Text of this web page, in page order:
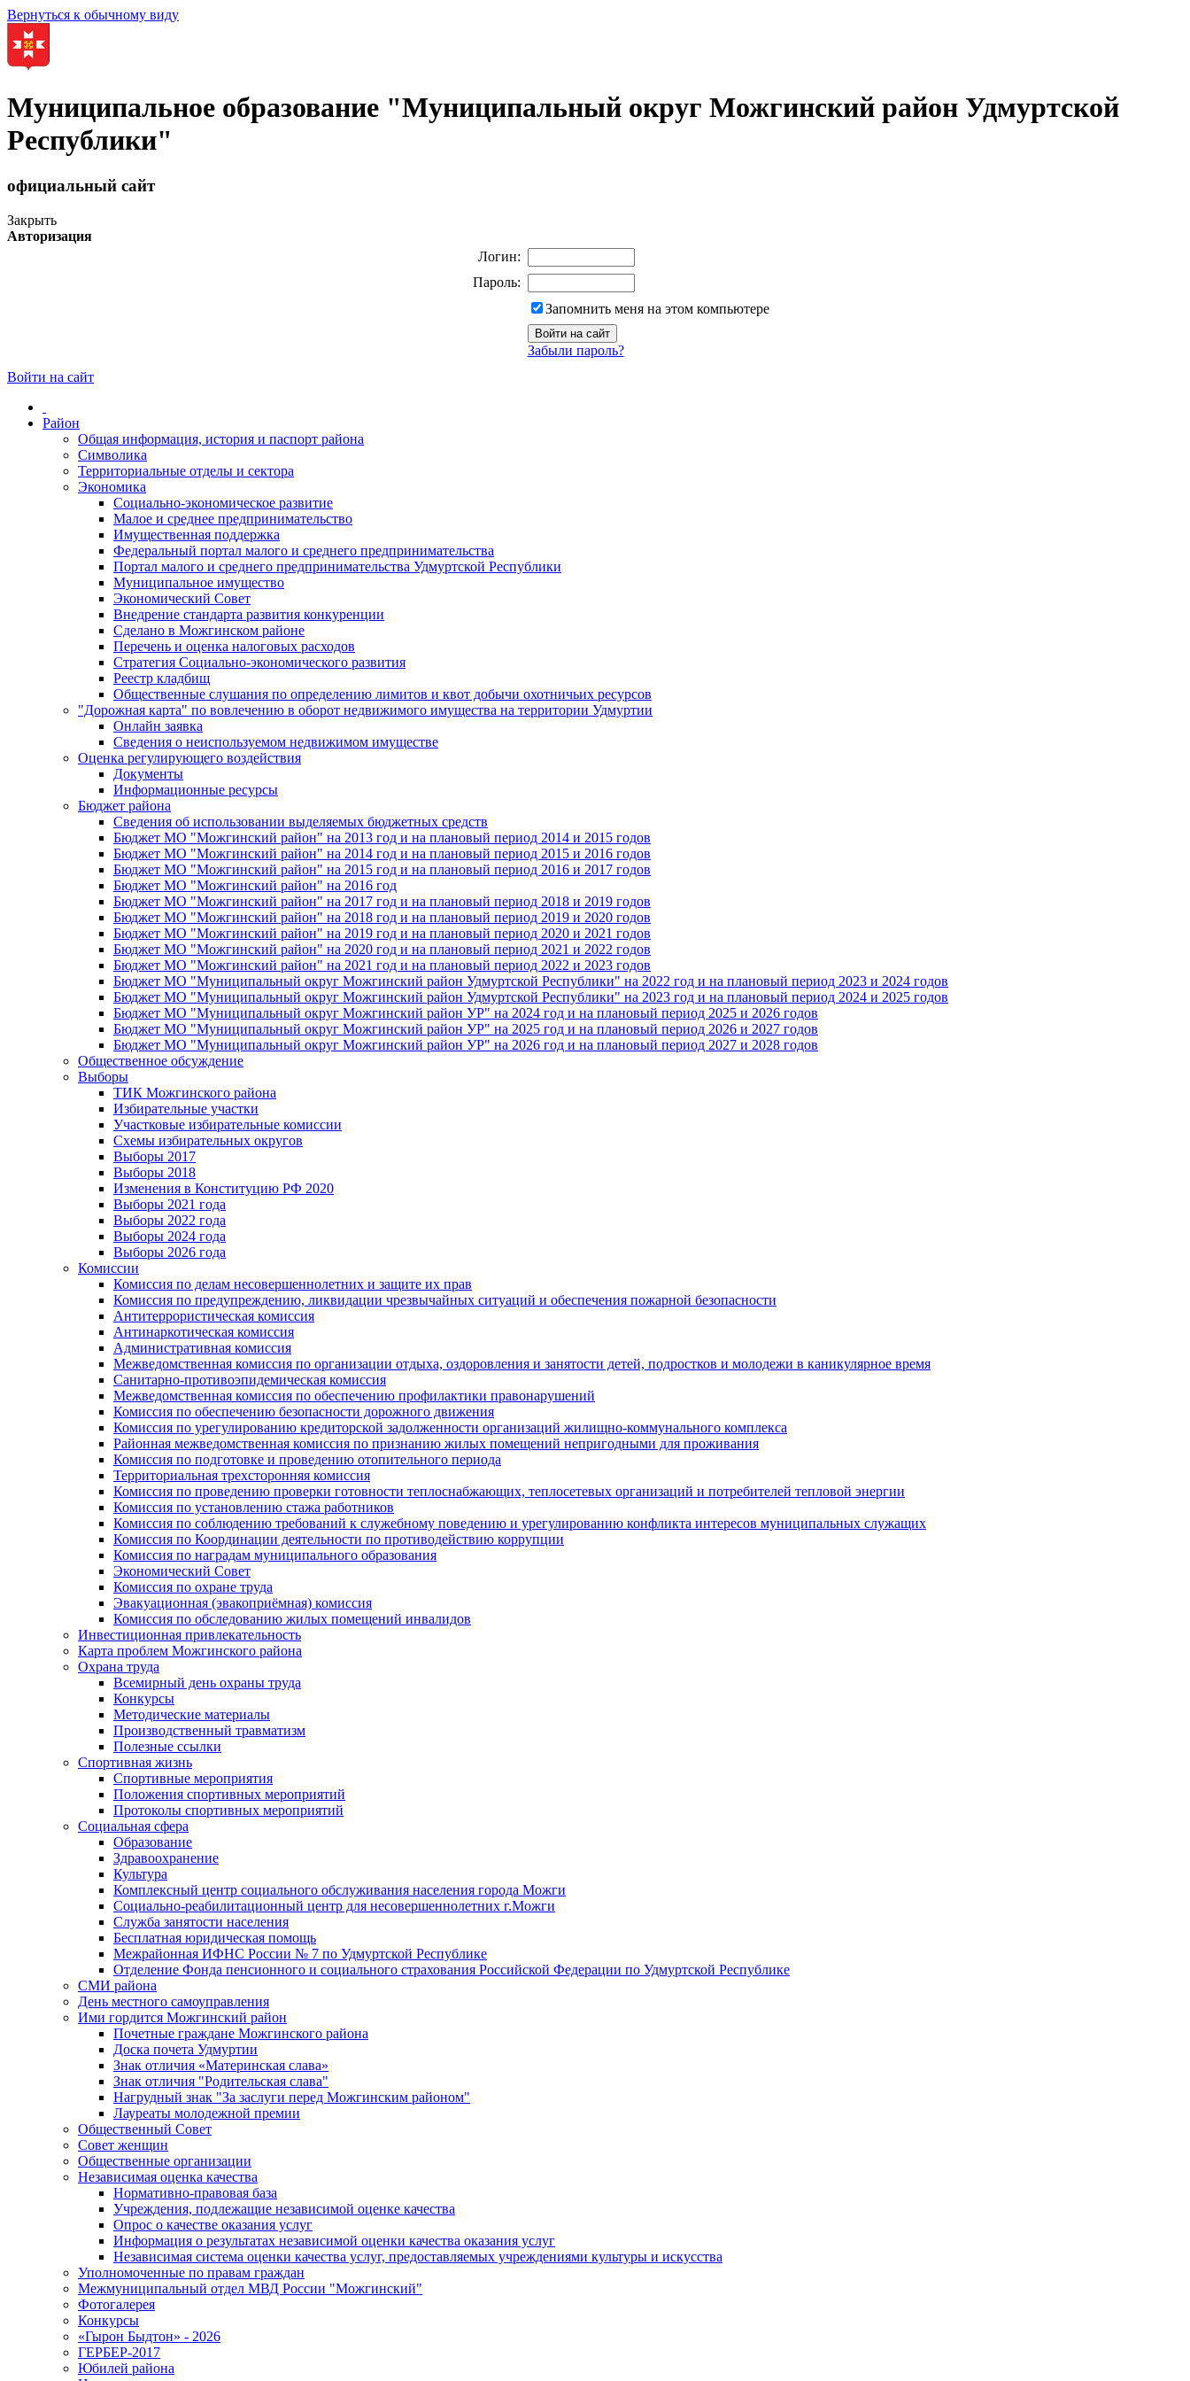
Вернуться к обычному виду
Муниципальное образование "Муниципальный округ Можгинский район Удмуртской
Республики"
официальный сайт
Закрыть
Авторизация
Логин:
Пароль:
Запомнить меня на этом компьютере
Забыли пароль?
Войти на сайт
Район
Общая информация, история и паспорт района
Символика
Территориальные отделы и сектора
Экономика
Социально-экономическое развитие
Малое и среднее предпринимательство
Имущественная поддержка
Федеральный портал малого и среднего предпринимательства
Портал малого и среднего предпринимательства Удмуртской Республики
Муниципальное имущество
Экономический Совет
Внедрение стандарта развития конкуренции
Сделано в Можгинском районе
Перечень и оценка налоговых расходов
Стратегия Социально-экономического развития
Реестр кладбищ
Общественные слушания по определению лимитов и квот добычи охотничьих ресурсов
"Дорожная карта" по вовлечению в оборот недвижимого имущества на территории Удмуртии
Онлайн заявка
Сведения о неиспользуемом недвижимом имуществе
Оценка регулирующего воздействия
Документы
Информационные ресурсы
Бюджет района
Сведения об использовании выделяемых бюджетных средств
Бюджет МО "Можгинский район" на 2013 год и на плановый период 2014 и 2015 годов
Бюджет МО "Можгинский район" на 2014 год и на плановый период 2015 и 2016 годов
Бюджет МО "Можгинский район" на 2015 год и на плановый период 2016 и 2017 годов
Бюджет МО "Можгинский район" на 2016 год
Бюджет МО "Можгинский район" на 2017 год и на плановый период 2018 и 2019 годов
Бюджет МО "Можгинский район" на 2018 год и на плановый период 2019 и 2020 годов
Бюджет МО "Можгинский район" на 2019 год и на плановый период 2020 и 2021 годов
Бюджет МО "Можгинский район" на 2020 год и на плановый период 2021 и 2022 годов
Бюджет МО "Можгинский район" на 2021 год и на плановый период 2022 и 2023 годов
Бюджет МО "Муниципальный округ Можгинский район Удмуртской Республики" на 2022 год и на плановый период 2023 и 2024 годов
Бюджет МО "Муниципальный округ Можгинский район Удмуртской Республики" на 2023 год и на плановый период 2024 и 2025 годов
Бюджет МО "Муниципальный округ Можгинский район УР" на 2024 год и на плановый период 2025 и 2026 годов
Бюджет МО "Муниципальный округ Можгинский район УР" на 2025 год и на плановый период 2026 и 2027 годов
Бюджет МО "Муниципальный округ Можгинский район УР" на 2026 год и на плановый период 2027 и 2028 годов
Общественное обсуждение
Выборы
ТИК Можгинского района
Избирательные участки
Участковые избирательные комиссии
Схемы избирательных округов
Выборы 2017
Выборы 2018
Изменения в Конституцию РФ 2020
Выборы 2021 года
Выборы 2022 года
Выборы 2024 года
Выборы 2026 года
Комиссии
Комиссия по делам несовершеннолетних и защите их прав
Комиссия по предупреждению, ликвидации чрезвычайных ситуаций и обеспечения пожарной безопасности
Антитеррористическая комиссия
Антинаркотическая комиссия
Административная комиссия
Межведомственная комиссия по организации отдыха, оздоровления и занятости детей, подростков и молодежи в каникулярное время
Санитарно-противоэпидемическая комиссия
Межведомственная комиссия по обеспечению профилактики правонарушений
Комиссия по обеспечению безопасности дорожного движения
Комиссия по урегулированию кредиторской задолженности организаций жилищно-коммунального комплекса
Районная межведомственная комиссия по признанию жилых помещений непригодными для проживания
Комиссия по подготовке и проведению отопительного периода
Территориальная трехсторонняя комиссия
Комиссия по проведению проверки готовности теплоснабжающих, теплосетевых организаций и потребителей тепловой энергии
Комиссия по установлению стажа работников
Комиссия по соблюдению требований к служебному поведению и урегулированию конфликта интересов муниципальных служащих
Комиссия по Координации деятельности по противодействию коррупции
Комиссия по наградам муниципального образования
Экономический Совет
Комиссия по охране труда
Эвакуационная (эвакоприёмная) комиссия
Комиссия по обследованию жилых помещений инвалидов
Инвестиционная привлекательность
Карта проблем Можгинского района
Охрана труда
Всемирный день охраны труда
Конкурсы
Методические материалы
Производственный травматизм
Полезные ссылки
Спортивная жизнь
Спортивные мероприятия
Положения спортивных мероприятий
Протоколы спортивных мероприятий
Социальная сфера
Образование
Здравоохранение
Культура
Комплексный центр социального обслуживания населения города Можги
Социально-реабилитационный центр для несовершеннолетних г.Можги
Служба занятости населения
Бесплатная юридическая помощь
Межрайонная ИФНС России № 7 по Удмуртской Республике
Отделение Фонда пенсионного и социального страхования Российской Федерации по Удмуртской Республике
СМИ района
День местного самоуправления
Ими гордится Можгинский район
Почетные граждане Можгинского района
Доска почета Удмуртии
Знак отличия «Материнская слава»
Знак отличия "Родительская слава"
Нагрудный знак "За заслуги перед Можгинским районом"
Лауреаты молодежной премии
Общественный Совет
Совет женщин
Общественные организации
Независимая оценка качества
Нормативно-правовая база
Учреждения, подлежащие независимой оценке качества
Опрос о качестве оказания услуг
Информация о результатах независимой оценки качества оказания услуг
Независимая система оценки качества услуг, предоставляемых учреждениями культуры и искусства
Уполномоченные по правам граждан
Межмуниципальный отдел МВД России "Можгинский"
Фотогалерея
Конкурсы
«Гырон Быдтон» - 2026
ГЕРБЕР-2017
Юбилей района